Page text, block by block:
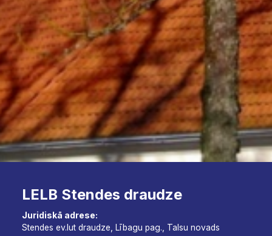
LELB Stendes draudze
Juridiskā adrese:
Stendes ev.lut draudze, Lībagu pag., Talsu novads